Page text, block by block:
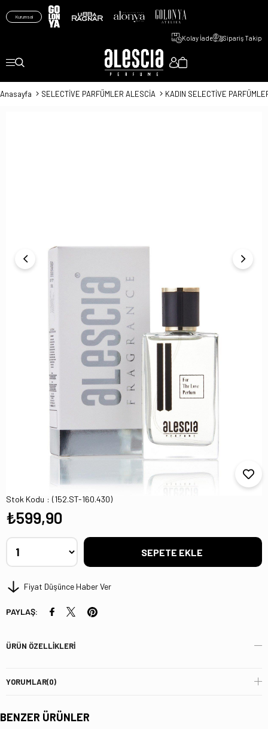
Kurumsal
Kolay İade Sipariş Takip
Anasayfa SELECTİVE PARFÜMLER ALESCİA KADIN SELECTİVE
ST-160 NAROCİSO RodrigRuez Edp 100 Ml
Kadın Parfüm
Stok Kodu (152.ST-160.430)
₺599,90
Fiyat Düşünce Haber Ver
PAYLAŞ:
ÜRÜN ÖZELLIKLERI
YORUMLAR(0)
BENZER ÜRÜNLER